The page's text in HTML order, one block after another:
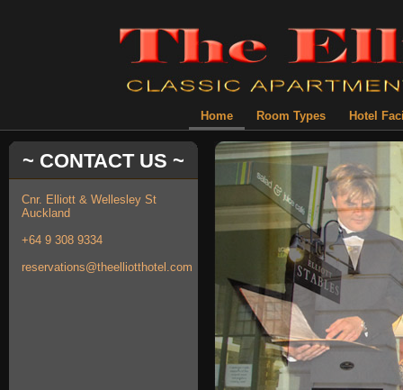
Home Room Types Hotel
~ CONTACT US ~
Cnr. Elliott & Wellesley St
Auckland
+64 9 308 9334
reservations@theelliotthotel.com